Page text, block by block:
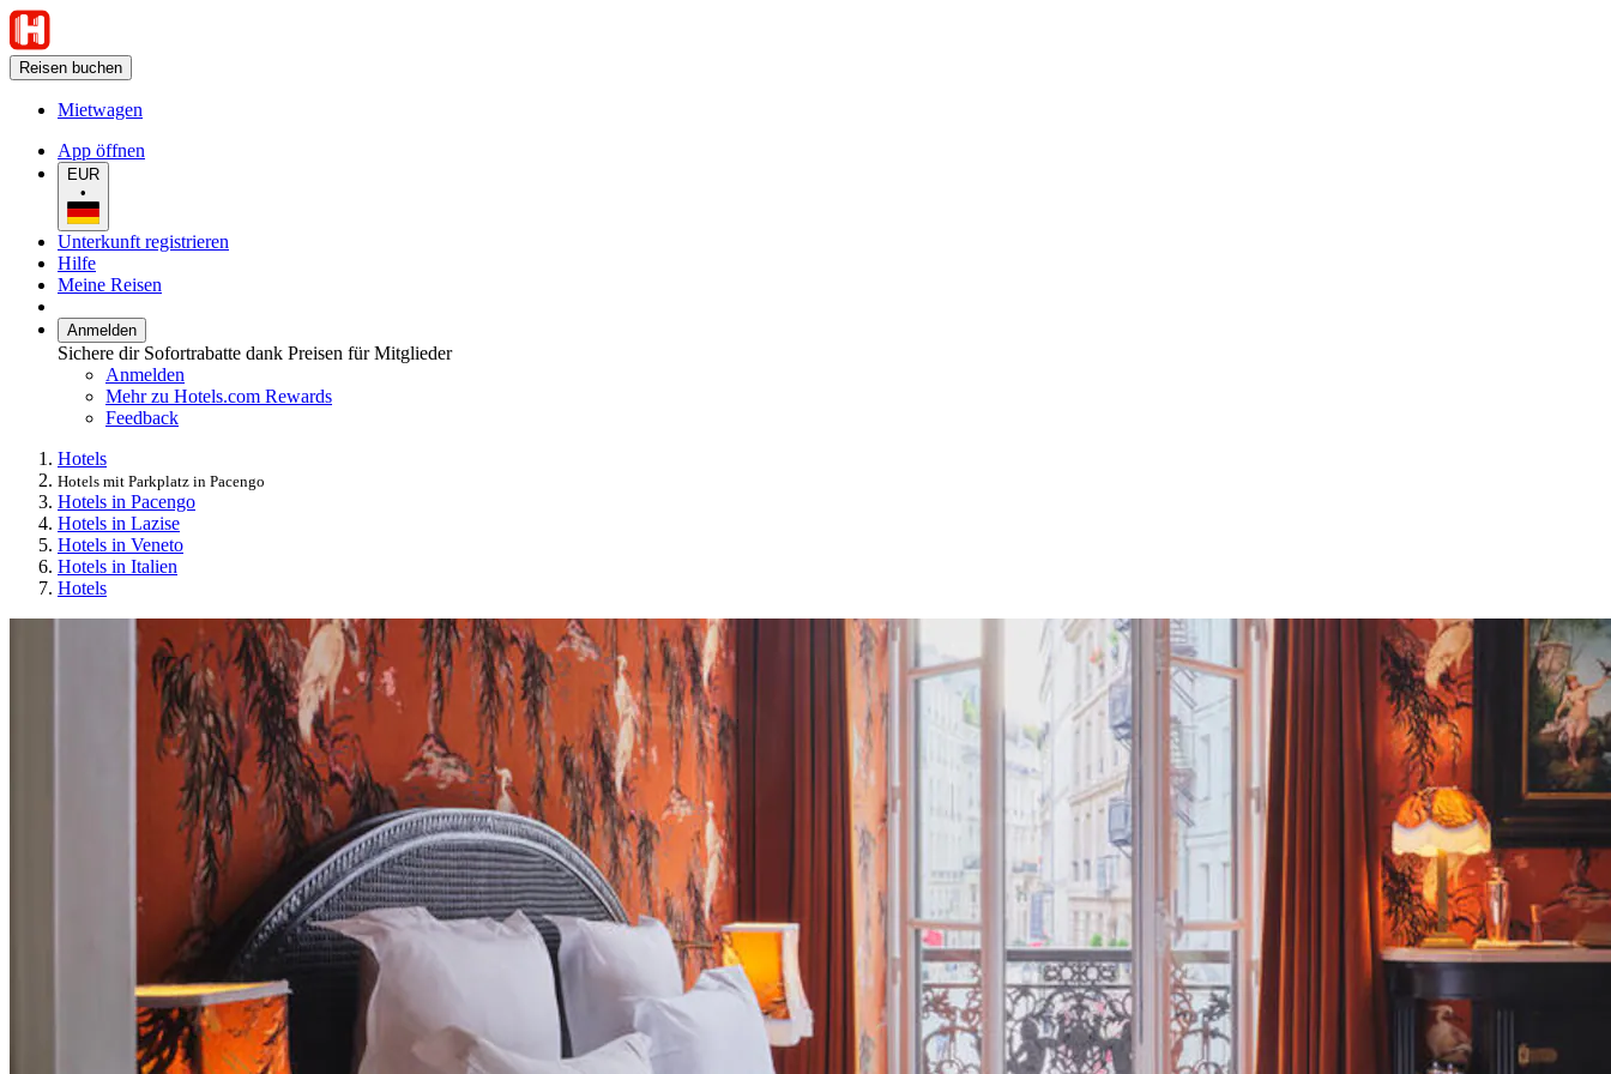
Reisen buchen
Mietwagen
App öffnen
EUR
•
Unterkunft registrieren
Hilfe
Meine Reisen
Anmelden
Sichere dir Sofortrabatte dank Preisen für Mitglieder
Anmelden
Mehr zu Hotels.com Rewards
Feedback
Hotels
Hotels mit Parkplatz in Pacengo
Hotels in Pacengo
Hotels in Lazise
Hotels in Veneto
Hotels in Italien
Hotels